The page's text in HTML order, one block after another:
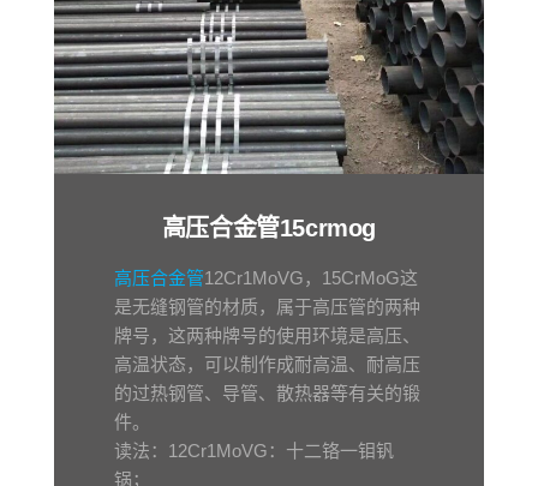
高压合金管15crmog
高压合金管12Cr1MoVG，15CrMoG这
是无缝钢管的材质，属于高压管的两种
牌号，这两种牌号的使用环境是高压、
高温状态，可以制作成耐高温、耐高压
的过热钢管、导管、散热器等有关的锻
件。
读法：12Cr1MoVG：十二铬一钼钒
锅；